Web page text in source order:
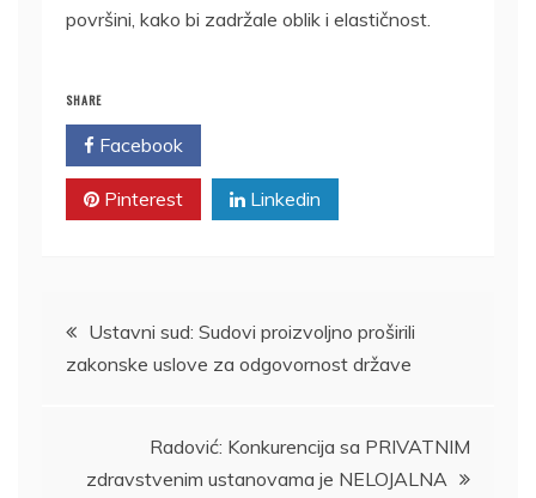
površini, kako bi zadržale oblik i elastičnost.
SHARE
Facebook
Pinterest Linkedin
Kretanje
članka
Ustavni sud: Sudovi proizvoljno proširili
zakonske uslove za odgovornost države
Radović: Konkurencija sa PRIVATNIM
zdravstvenim ustanovama je NELOJALNA